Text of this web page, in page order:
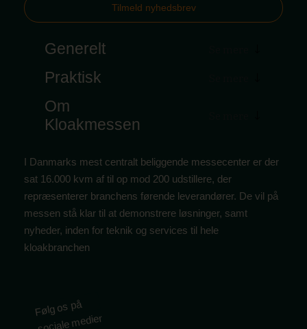
Tilmeld nyhedsbrev
Generelt
Praktisk
Om
Kloakmessen
I Danmarks mest centralt beliggende messecenter er der
sat 16.000 kvm af til op mod 200 udstillere, der
repræsenterer branchens førende leverandører. De vil på
messen stå klar til at demonstrere løsninger, samt
nyheder, inden for teknik og services til hele
kloakbranchen
Følg os på
sociale medier